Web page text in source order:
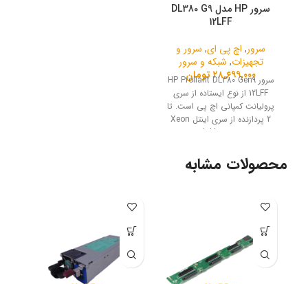
سرور HP مدل DL380 G9
12LFF
سرور, اچ پی ای, سرور و
تجهیزات, شبکه و سرور
۲۸,۶۹۹,۰۰۰ تومان
سرور HP Proliant DL380 Gen9
12LFF از نوع ایستاده از سری
پرولیانت کمپانی اچ پی است. تا
2 پردازنده از سری اینتل Xeon
محصولات مشابه